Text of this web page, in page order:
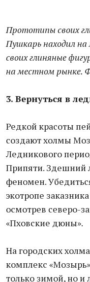
Прототипы своих
Пушкарь находил
своих глиняные
на местном рынке.
3. Вернуться в
Редкой красоты
создают холмы
Ледникового
Припяти. Здешний
феномен.
экотропе
осмотрев северо-
«Пховские дюны».
На городских
комплекс
только зимой, но и